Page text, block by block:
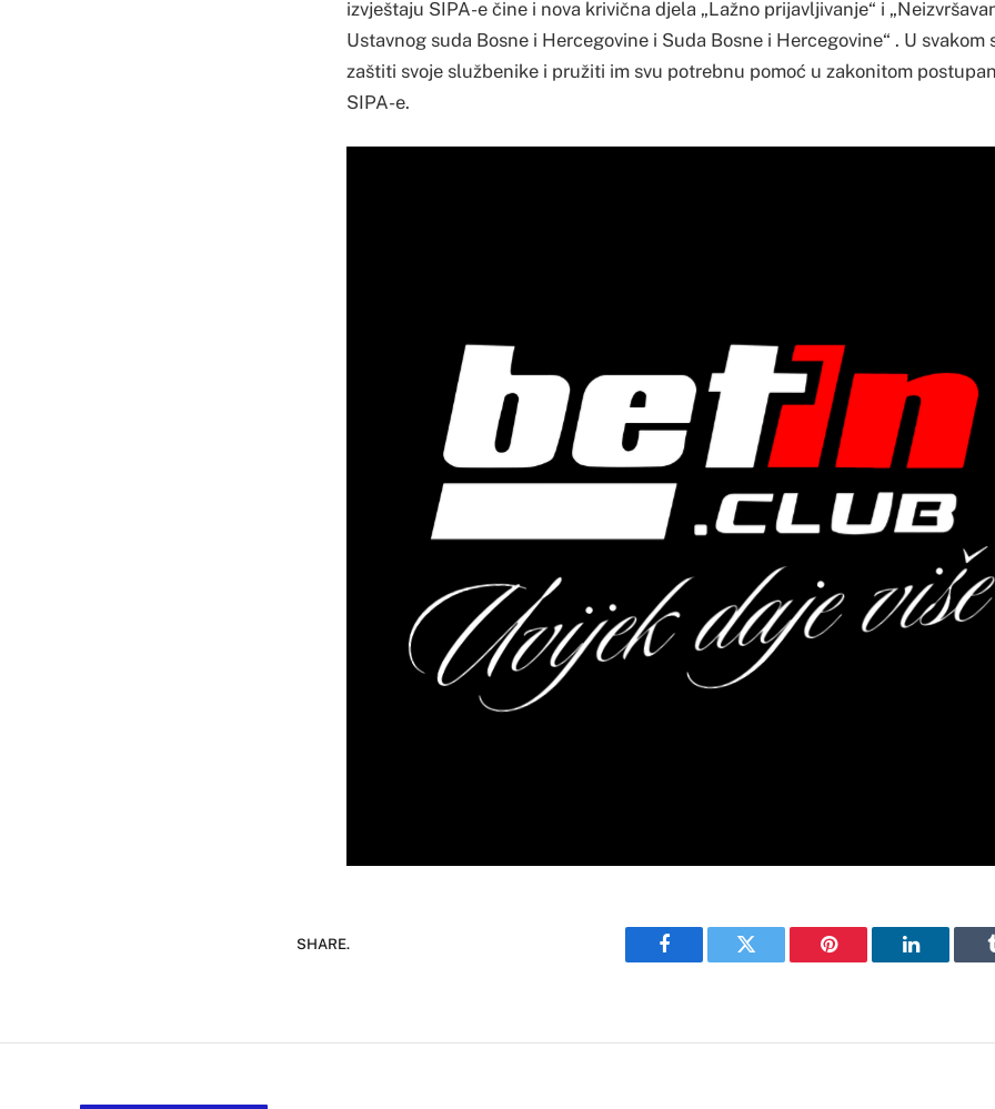
izvještaju SIPA-e čine i nova krivična djela „Lažno prijavljivanje“ i
Ustavnog suda Bosne i Hercegovine i Suda Bosne i Hercegovine“ . U svakom
zaštiti svoje službenike i pružiti im svu potrebnu pomoć u zakonitom
SIPA-e.
SHARE.
Facebook Twitter Pinterest LinkedIn